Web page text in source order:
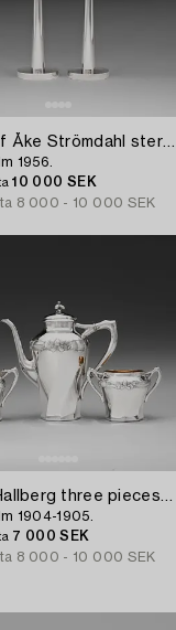
A pair of Åke Strömdahl sterling candlesticks,
1956.
10 000 SEK
8 000 - 10 000 SEK
A C.G. Hallberg three pieces Art Nouveau silver coffee service,
1904-1905.
7 000 SEK
8 000 - 10 000 SEK